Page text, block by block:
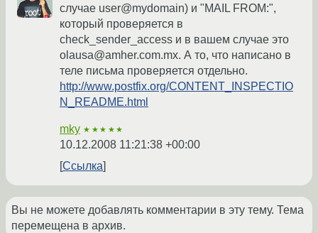
случае user@mydomain) и "MAIL FROM:",
который проверяется в
check_sender_access и в вашем случае это
olausa@amher.com.mx. А то, что написано в
теле письма проверяется отдельно.
http://www.postfix.org/CONTENT_INSPECTIO
N_README.html
mky ★★★★★
10.12.2008 11:21:38 +00:00
Ссылка
Вы не можете добавлять комментарии в эту тему. Тема
перемещена в архив.